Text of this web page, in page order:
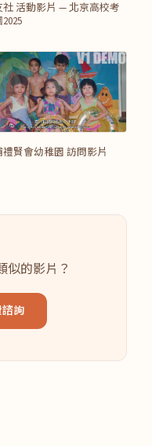
社 活動影片 — 北京高校考
禮賢會幼稚園 訪問影片
似的影片？
諮詢